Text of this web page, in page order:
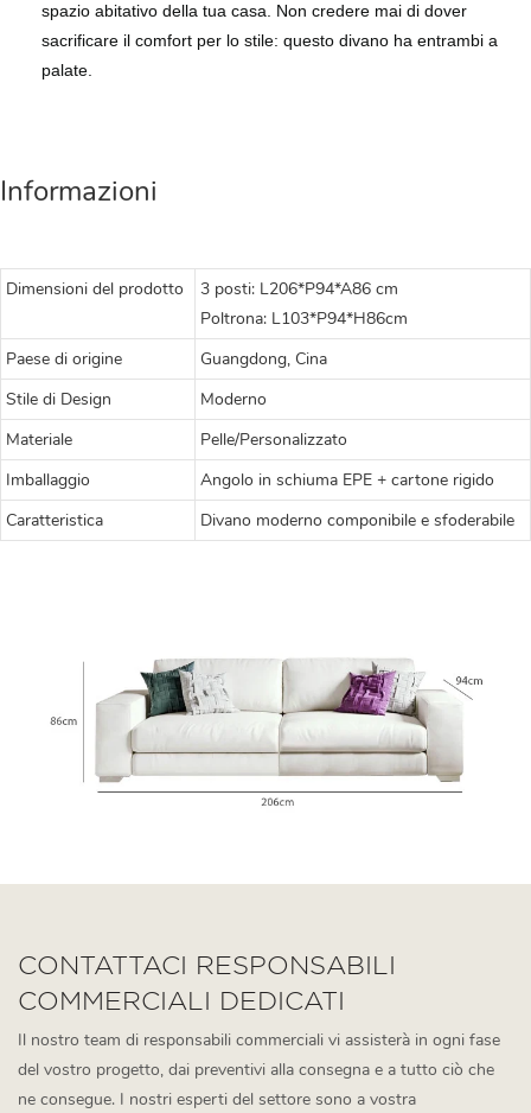
spazio abitativo della tua casa. Non credere mai di dover
sacrificare il comfort per lo stile: questo divano ha entrambi a
palate.
Informazioni
Dimensioni del prodotto
3 posti: L206*P94*A86 cm
Poltrona: L103*P94*H86cm
Paese di origine
Guangdong, Cina
Stile di Design
Moderno
Materiale
Pelle/Personalizzato
Imballaggio
Angolo in schiuma EPE + cartone rigido
Caratteristica
Divano moderno componibile e sfoderabile
CONTATTACI RESPONSABILI
COMMERCIALI DEDICATI
Il nostro team di responsabili commerciali vi assisterà in ogni fase
del vostro progetto, dai preventivi alla consegna e a tutto ciò che
ne consegue. I nostri esperti del settore sono a vostra